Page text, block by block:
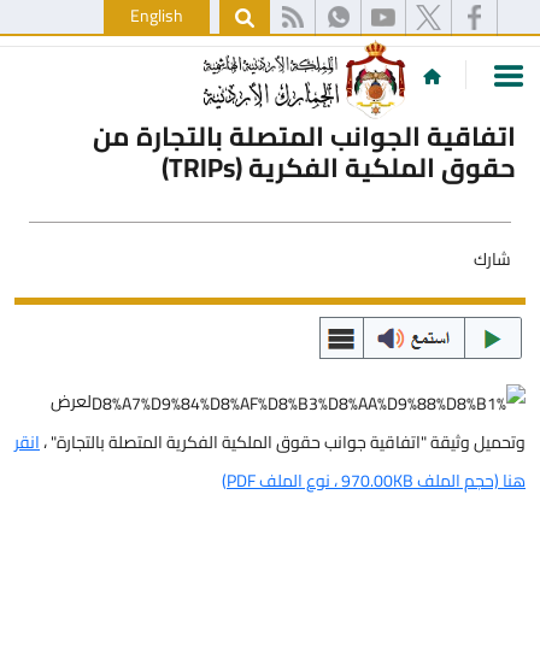
English
اتفاقية الجوانب المتصلة بالتجارة من
حقوق الملكية الفكرية (TRIPs)
شارك
لعرض
وتحميل وثيقة "اتفاقية جوانب حقوق الملكية الفكرية المتصلة بالتجارة" ،انقر
هنا (حجم الملف 970.00KB ، نوع الملف PDF)